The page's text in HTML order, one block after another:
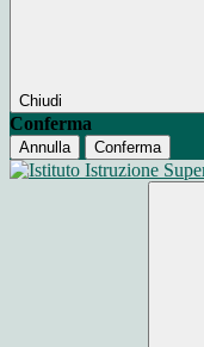
Chiudi
Conferma
Annulla Conferma